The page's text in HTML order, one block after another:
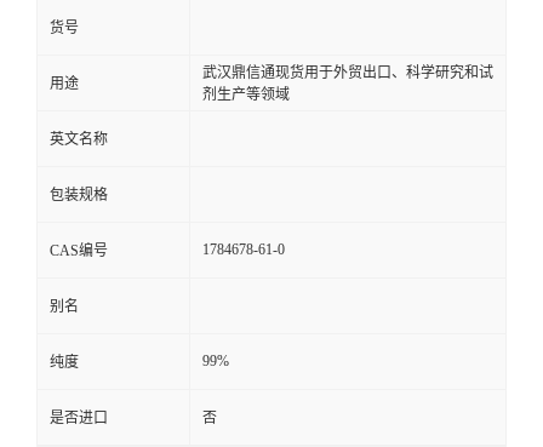
货号
用途
武汉鼎信通现货用于外贸出口、科学研究和试
剂生产等领域
英文名称
包装规格
CAS编号 1784678-61-0
别名
纯度 99%
是否进口 否